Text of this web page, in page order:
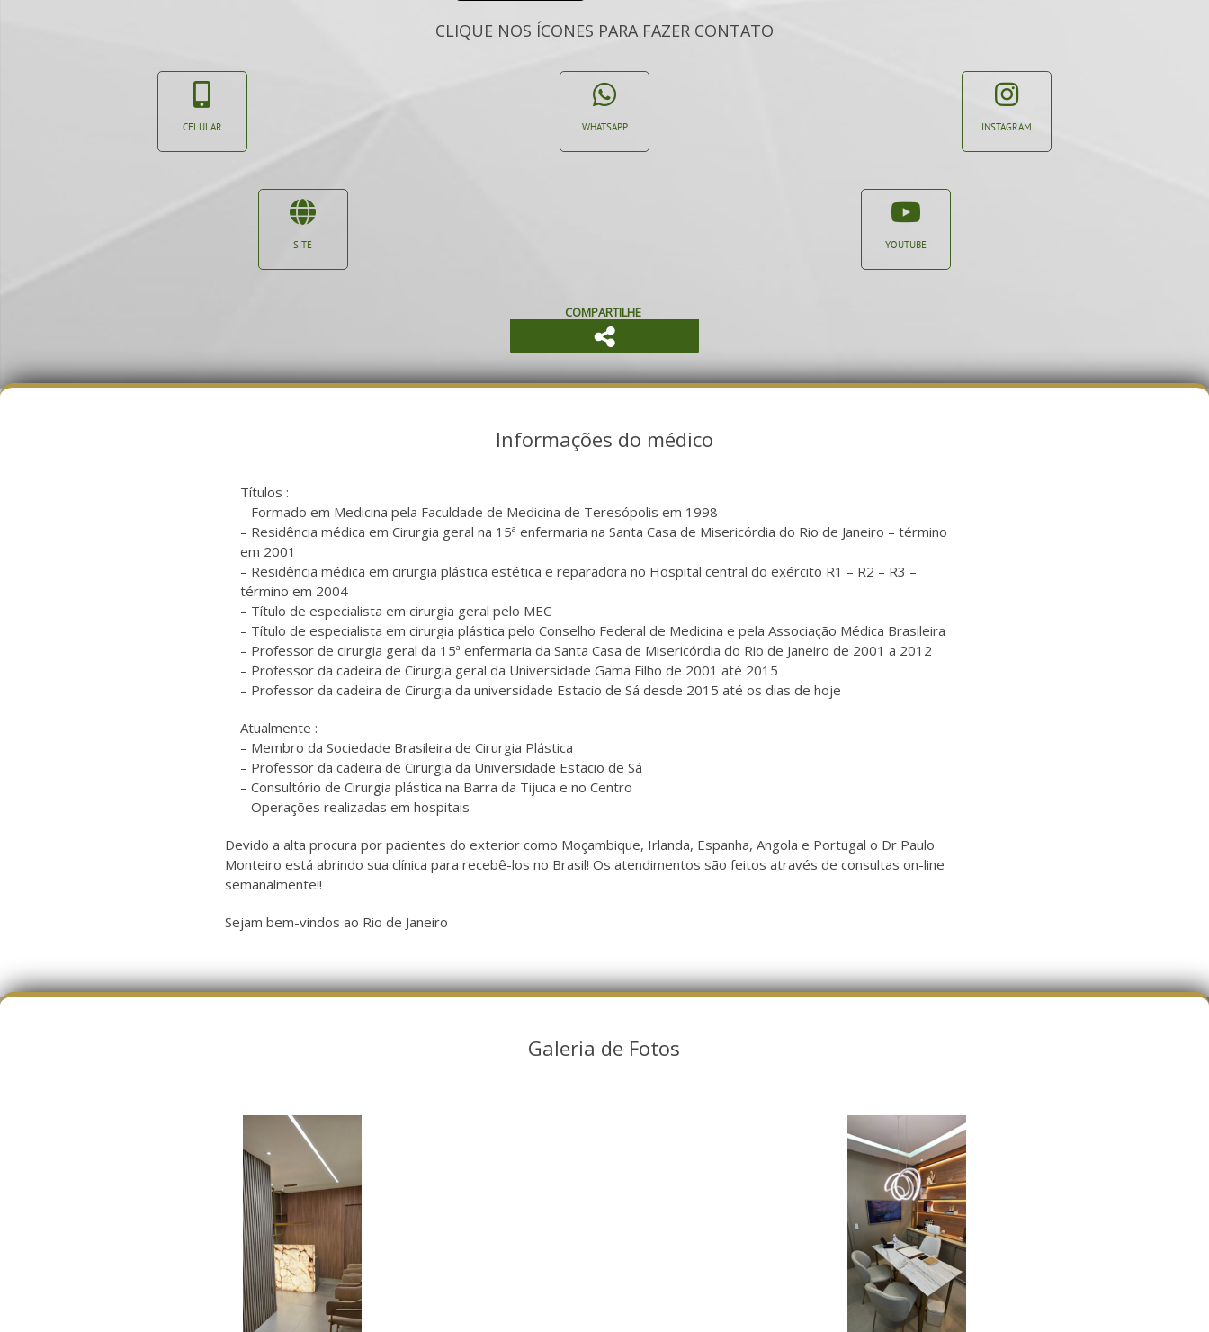
CLIQUE NOS ÍCONES PARA FAZER CONTATO
CELULAR WHATSAPP INSTAGRAM
SITE YOUTUBE
COMPARTILHE
Informações do médico
Títulos :
– Formado em Medicina pela Faculdade de Medicina de Teresópolis em 1998
– Residência médica em Cirurgia geral na 15ª enfermaria na Santa Casa de Misericórdia do Rio de Janeiro – término
em 2001
– Residência médica em cirurgia plástica estética e reparadora no Hospital central do exército R1 – R2 – R3 –
término em 2004
– Título de especialista em cirurgia geral pelo MEC
– Título de especialista em cirurgia plástica pelo Conselho Federal de Medicina e pela Associação Médica Brasileira
– Professor de cirurgia geral da 15ª enfermaria da Santa Casa de Misericórdia do Rio de Janeiro de 2001 a 2012
– Professor da cadeira de Cirurgia geral da Universidade Gama Filho de 2001 até 2015
– Professor da cadeira de Cirurgia da universidade Estacio de Sá desde 2015 até os dias de hoje
Atualmente :
– Membro da Sociedade Brasileira de Cirurgia Plástica
– Professor da cadeira de Cirurgia da Universidade Estacio de Sá
– Consultório de Cirurgia plástica na Barra da Tijuca e no Centro
– Operações realizadas em hospitais
Devido a alta procura por pacientes do exterior como Moçambique, Irlanda, Espanha, Angola e Portugal o Dr Paulo
Monteiro está abrindo sua clínica para recebê-los no Brasil! Os atendimentos são feitos através de consultas on-line
semanalmente!!
Sejam bem-vindos ao Rio de Janeiro
Galeria de Fotos